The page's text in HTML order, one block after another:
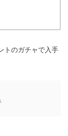
トのガチャで入手